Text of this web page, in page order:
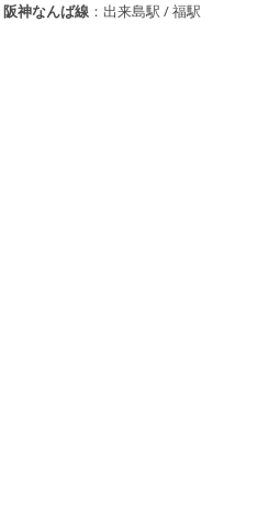
阪神なんば線 ：出来島駅 / 福駅